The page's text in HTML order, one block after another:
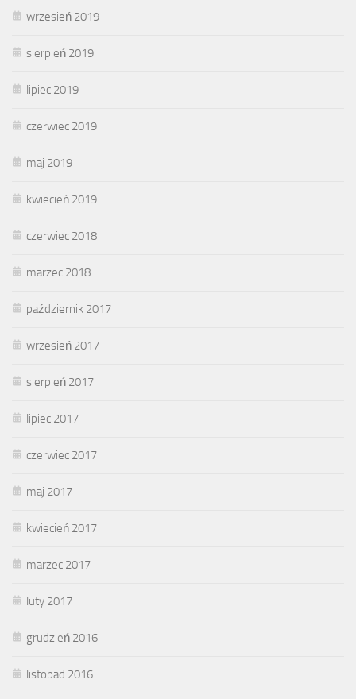
wrzesień 2019
sierpień 2019
lipiec 2019
czerwiec 2019
maj 2019
kwiecień 2019
czerwiec 2018
marzec 2018
październik 2017
wrzesień 2017
sierpień 2017
lipiec 2017
czerwiec 2017
maj 2017
kwiecień 2017
marzec 2017
luty 2017
grudzień 2016
listopad 2016